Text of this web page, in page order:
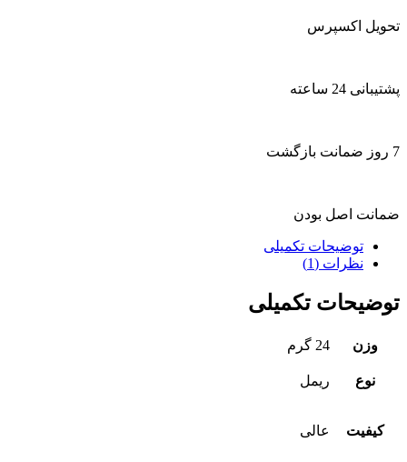
تحویل اکسپرس
پشتیبانی 24 ساعته
7 روز ضمانت بازگشت
ضمانت اصل بودن
توضیحات تکمیلی
نظرات (1)
توضیحات تکمیلی
وزن 24 گرم
نوع ریمل
کیفیت عالی